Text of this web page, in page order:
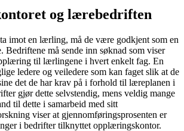
og lærebedriften
imot en lærling, må de være godkjent som en
må sende inn søknad som viser
til lærlingene i hvert enkelt fag. En
ledere og veiledere som kan faget slik at de
det de har krav på i forhold til læreplanen i
gjør dette selvstendig, mens veldig mange
til dette i samarbeid med sitt
viser at gjennomføringsprosenten er
i bedrifter tilknyttet opplæringskontor.